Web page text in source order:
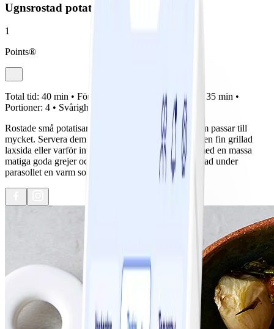
Ugnsrostad potatis
1
Points®
Total tid: 40 min • Förberedelse: Tillagning:
35 min •
Portioner: 4 • Svårighetsgrad:
Rostade små potatisar är ett helt ljuvligt tillbehör som passar till
mycket. Servera dem till en ugnsstekt hel kyckling, en fin grillad
laxsida eller varför inte blanda ner dem i en sallad med en massa
matiga goda grejer och servera som en ljummen sallad under
parasollet en varm sommarlunch?